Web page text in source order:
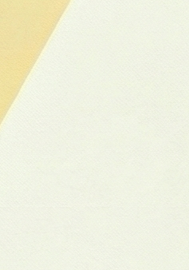
Canvas
注、拼接等，也可通过提示词